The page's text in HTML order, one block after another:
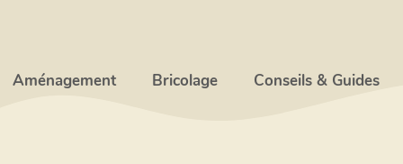
Aménagement Bricolage Conseils & Guides